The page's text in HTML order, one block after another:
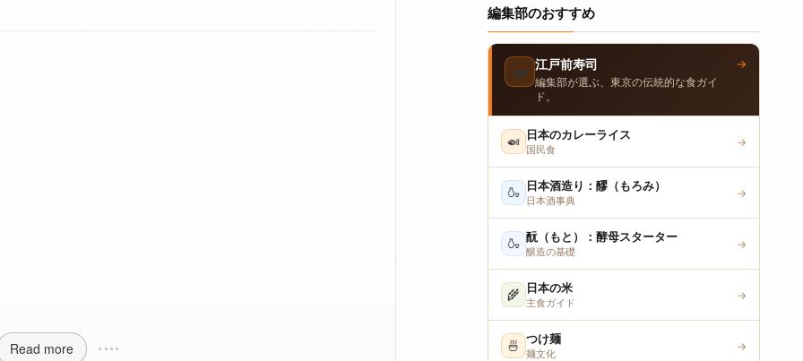
Read more
編集部のおすすめ
🍣 江戸前寿司
編集部が選ぶ、東京の伝統的な食ガイ
ド。
→
🍛 日本のカレーライス
国民食
→
🍶 日本酒造り：醪（もろみ）
日本酒事典
→
🍶 酛（もと）：酵母スターター
醸造の基礎
→
🌾 日本の米
主食ガイド
→
🍜 つけ麺
麺文化
→